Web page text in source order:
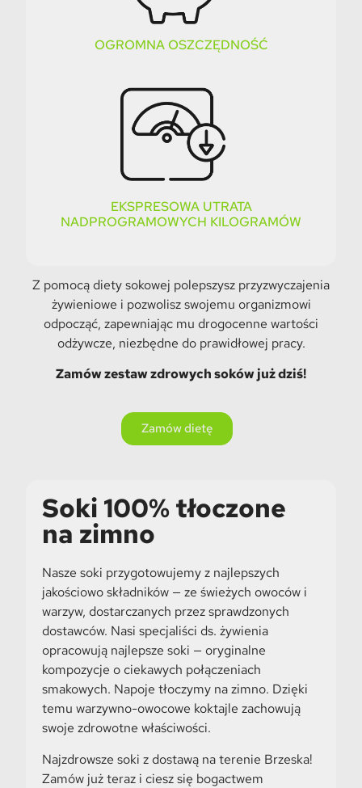
OGROMNA OSZCZĘDNOŚĆ
EKSPRESOWA UTRATA
NADPROGRAMOWYCH KILOGRAMÓW
Z pomocą diety sokowej polepszysz przyzwyczajenia
żywieniowe i pozwolisz swojemu organizmowi
odpocząć, zapewniając mu drogocenne wartości
odżywcze, niezbędne do prawidłowej pracy.
Zamów zestaw zdrowych soków już dziś!
Zamów dietę
Soki 100% tłoczone
na zimno
Nasze soki przygotowujemy z najlepszych
jakościowo składników — ze świeżych owoców i
warzyw, dostarczanych przez sprawdzonych
dostawców. Nasi specjaliści ds. żywienia
opracowują najlepsze soki — oryginalne
kompozycje o ciekawych połączeniach
smakowych. Napoje tłoczymy na zimno. Dzięki
temu warzywno-owocowe koktajle zachowują
swoje zdrowotne właściwości.
Najzdrowsze soki z dostawą na terenie Brzeska!
Zamów już teraz i ciesz się bogactwem